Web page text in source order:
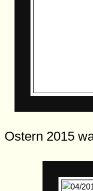
Ostern 2015